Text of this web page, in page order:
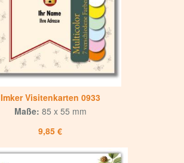
Imker Visitenkarten 0933
9,85 €
Maße: 85 x 55 mm